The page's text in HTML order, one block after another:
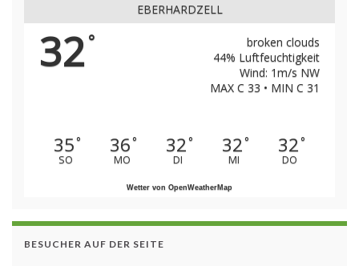
EBERHARDZELL
32°
broken clouds
44% Luftfeuchtigkeit
Wind: 1m/s NW
MAX C 33 • MIN C 31
35°
SO
36°
MO
32°
DI
32°
MI
32°
DO
Wetter von OpenWeatherMap
BESUCHER AUF DER SEITE